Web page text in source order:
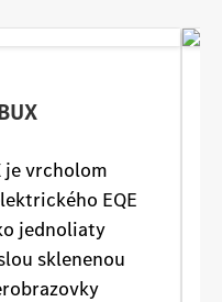
je vrcholom
EQE
jednoliaty
sklenenou